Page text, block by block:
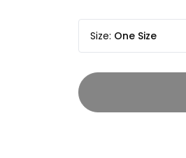
Size: One Size